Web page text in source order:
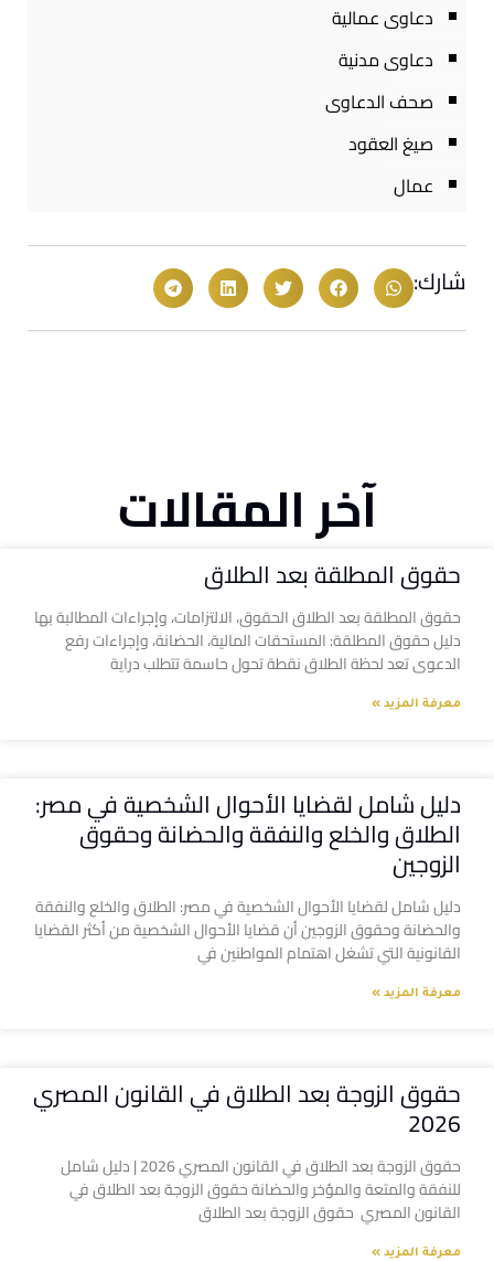
دعاوى عمالية
دعاوى مدنية
صحف الدعاوى
صيغ العقود
عمال
شارك:
آخر المقالات
حقوق المطلقة بعد الطلاق
حقوق المطلقة بعد الطلاق الحقوق، الالتزامات، وإجراءات المطالبة بها
دليل حقوق المطلقة: المستحقات المالية، الحضانة، وإجراءات رفع
الدعوى تعد لحظة الطلاق نقطة تحول حاسمة تتطلب دراية
معرفة المزيد »
دليل شامل لقضايا الأحوال الشخصية في مصر:
الطلاق والخلع والنفقة والحضانة وحقوق
الزوجين
دليل شامل لقضايا الأحوال الشخصية في مصر: الطلاق والخلع والنفقة
والحضانة وحقوق الزوجين أن قضايا الأحوال الشخصية من أكثر القضايا
القانونية التي تشغل اهتمام المواطنين في
معرفة المزيد »
حقوق الزوجة بعد الطلاق في القانون المصري
2026
حقوق الزوجة بعد الطلاق في القانون المصري 2026 | دليل شامل
للنفقة والمتعة والمؤخر والحضانة حقوق الزوجة بعد الطلاق في
القانون المصري حقوق الزوجة بعد الطلاق
معرفة المزيد »